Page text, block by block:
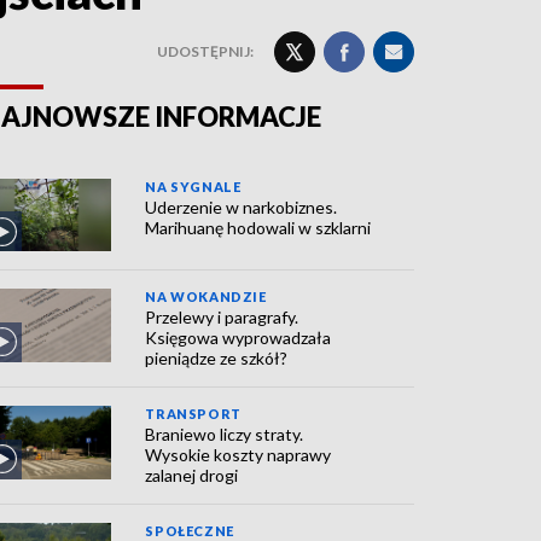
UDOSTĘPNIJ:
INFORMACJE
NA SYGNALE
Uderzenie w narkobiznes.
Marihuanę hodowali w szklarni
NA WOKANDZIE
Przelewy i paragrafy.
Księgowa wyprowadzała
pieniądze ze szkół?
TRANSPORT
Braniewo liczy straty.
Wysokie koszty naprawy
zalanej drogi
SPOŁECZNE